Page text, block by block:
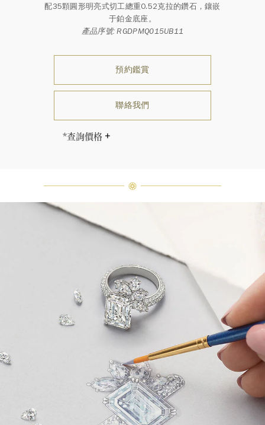
配35顆圓形明亮式切工總重0.52克拉的鑽石，鑲嵌
于鉑金底座。
產品序號: RGDPMQ015UB11
預約鑑賞
聯絡我們
*查詢價格
石皆與眾不同而採用獨特鑲嵌方式，
重量和寶石的等級亦不盡相同。如有
疑問，敬請諮詢客戶服務。